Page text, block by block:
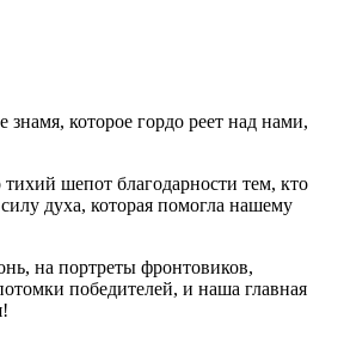
которое гордо реет над нами,
шепот благодарности тем, кто
духа, которая помогла нашему
на портреты фронтовиков,
победителей, и наша главная